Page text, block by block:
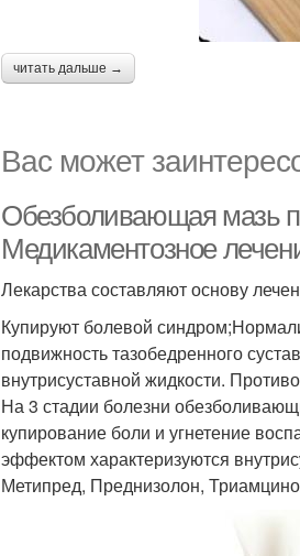
читать дальше →
Вас может
Обезболивающая мазь
Медикаментозное
Лекарства составляют основу
Купируют болевой
подвижность тазобедренного
внутрисуставной жидкости.
На 3 стадии болезни
купирование боли и угнетение
эффектом характеризуются
Метипред, Преднизолон,